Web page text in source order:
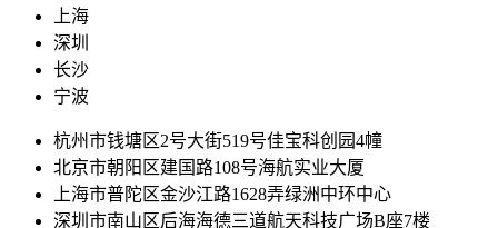
上海
深圳
长沙
宁波
杭州市钱塘区2号大街519号佳宝科创园4幢
北京市朝阳区建国路108号海航实业大厦
上海市普陀区金沙江路1628弄绿洲中环中心
深圳市南山区后海海德三道航天科技广场B座7楼